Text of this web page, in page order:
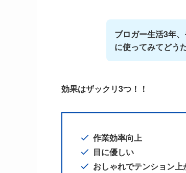
ブロガー生活3年
に使ってみてどう
効果はザックリ3つ！！
作業効率向上
目に優しい
おしゃれでテンション上